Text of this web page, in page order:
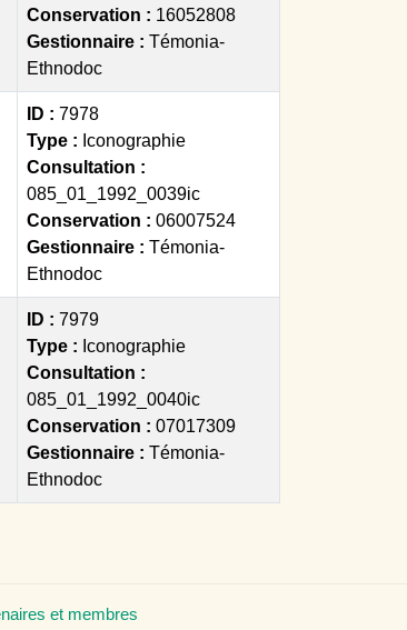
Conservation : 16052808
Gestionnaire : Témonia-
Ethnodoc
ID : 7978
Type : Iconographie
Consultation :
085_01_1992_0039ic
Conservation : 06007524
Gestionnaire : Témonia-
Ethnodoc
ID : 7979
Type : Iconographie
Consultation :
085_01_1992_0040ic
Conservation : 07017309
Gestionnaire : Témonia-
Ethnodoc
et membres